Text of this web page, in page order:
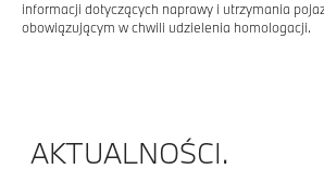
informacji dotyczących naprawy i utrzymania
obowiązującym w chwili udzielenia homologacji.
AKTUALNOŚCI.